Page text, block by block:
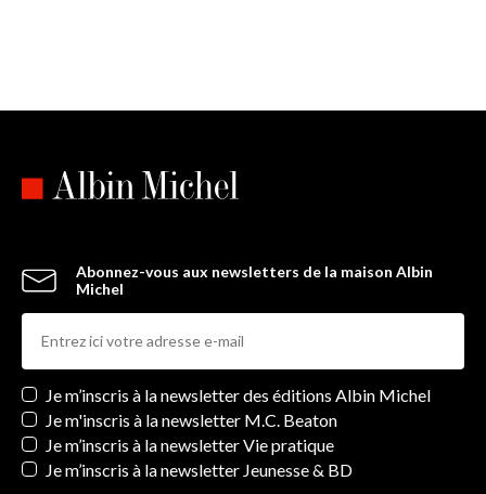
Abonnez-vous aux newsletters de la maison Albin
Michel
Newsletters
Je m’inscris à la newsletter des éditions Albin Michel
Je m'inscris à la newsletter M.C. Beaton
Je m’inscris à la newsletter Vie pratique
Je m’inscris à la newsletter Jeunesse & BD